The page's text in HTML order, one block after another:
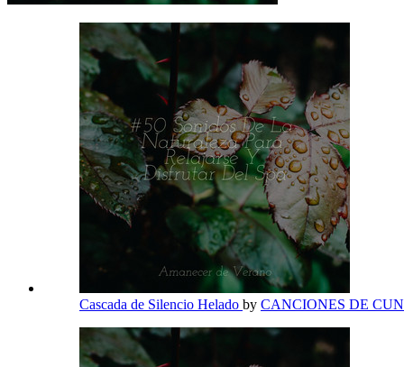
Cascada de Silencio Helado by CANCIONES DE